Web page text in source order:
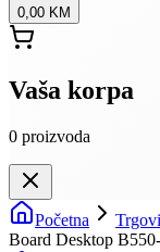
0,00 KM
Vaša korpa
0 proizvoda
Početna
Board Desktop